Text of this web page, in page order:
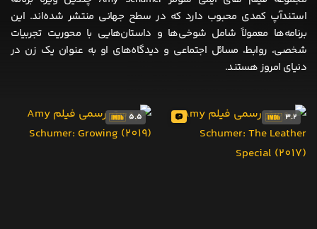
استندآپ کمدی محبوب دارد که در سطح جهانی منتشر شده‌اند. این
برنامه‌ها معمولاً شامل شوخی‌ها و داستان‌هایی با محوریت تجربیات
شخصی، روابط، مسائل اجتماعی و دیدگاه‌های او به عنوان یک زن در
دنیای امروز هستند.
3.2
5.5